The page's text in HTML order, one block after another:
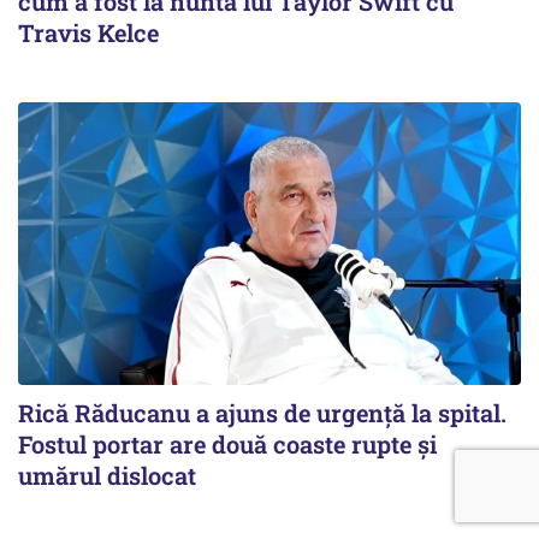
Travis Kelce
Rică Răducanu a ajuns de urgență la spital.
Fostul portar are două coaste rupte și
umărul dislocat